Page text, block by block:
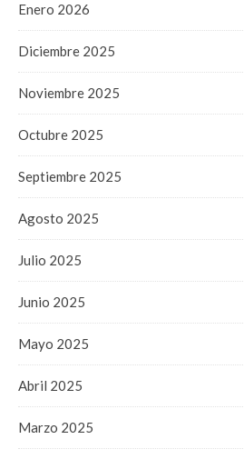
Enero 2026
Diciembre 2025
Noviembre 2025
Octubre 2025
Septiembre 2025
Agosto 2025
Julio 2025
Junio 2025
Mayo 2025
Abril 2025
Marzo 2025